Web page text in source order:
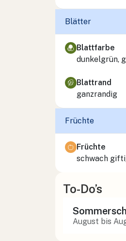
Blätter
Blattfarbe
dunkelgrün,
Blattrand
ganzrandig
Früchte
Früchte
schwach
To-Do’s
August bis